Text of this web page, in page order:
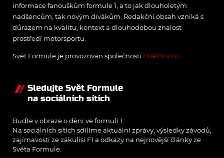
informace fanouškům formule 1, a to jak dlouholetým
nadšencům, tak novým divákům. Redakční obsah vzniká s
důrazem na kvalitu, kontext a dlouhodobou znalost
prostředí motorsportu.
Svět Formule je provozován společností FORTV s.r.o.
Sledujte Svět Formule
na sociálních sítích
Buďte v obraze o dění ve formuli 1.
Na sociálních sítích sdílíme aktuální zprávy, výsledky závodů,
zajímavosti ze zákulisí F1 a odkazy na nejnovější články ze
Světa Formule.